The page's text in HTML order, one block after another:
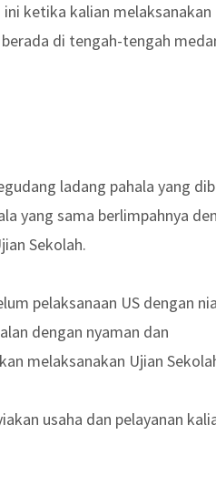
ketika kalian
di tengah-tengah
ladang pahala yang
yang sama berlimpahnya
Sekolah.
pelaksanaan US dengan
dengan nyaman dan
melaksanakan Ujian
usaha dan pelayanan